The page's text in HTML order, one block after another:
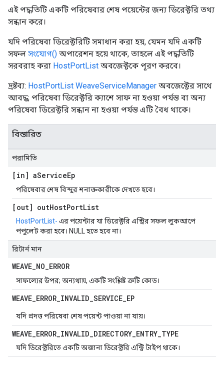
এই পদ্ধতিটি একটি পরিষেবার শেষ পয়েন্টের জন্য ডিরেক্টরি তথ্য
সন্ধান করে।
যদি পরিষেবা ডিরেক্টরিটি সমাধান করা হয়, যেমন যদি একটি
সফল সংযোগ() অপারেশন হয়ে থাকে, তাহলে এই পদ্ধতিটি
সরবরাহ করা HostPortList অবজেক্টকে পূরণ করবে।
দ্রষ্টব্য: HostPortList WeaveServiceManager অবজেক্টের সাথে
আবদ্ধ; পরিষেবা ডিরেক্টরি ক্যাশে সাফ না হওয়া পর্যন্ত বা অন্য
পরিষেবা ডিরেক্টরি সন্ধান না হওয়া পর্যন্ত এটি বৈধ থাকে।
বিস্তারিত
পরামিতি
[in] aServiceEp
পরিষেবার শেষ বিন্দুর শনাক্তকারীকে দেখতে হবে।
[out] outHostPortList
HostPortList- এর পয়েন্টার যা ডিরেক্টরি এন্ট্রির সফল লুকআপে
পপুলেট করা হবে। NULL হতে হবে না।
রিটার্ন মান
WEAVE_NO_ERROR
সাফল্যের উপর; অন্যথায়, একটি সংশ্লিষ্ট ত্রুটি কোড।
WEAVE_ERROR_INVALID_SERVICE_EP
যদি প্রদত্ত পরিষেবা শেষ পয়েন্ট পাওয়া না যায়।
WEAVE_ERROR_INVALID_DIRECTORY_ENTRY_TYPE
যদি ডিরেক্টরিতে একটি অজানা ডিরেক্টরি এন্ট্রি টাইপ থাকে।